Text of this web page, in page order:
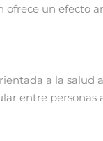
un efecto
a la
entre personas